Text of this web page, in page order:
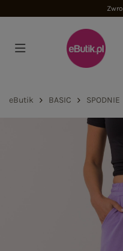
eButik BASIC SPODNIE